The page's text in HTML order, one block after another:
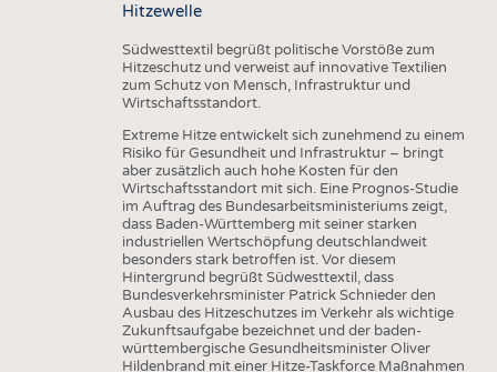
Hitzewelle
Südwesttextil begrüßt politische Vorstöße zum
Hitzeschutz und verweist auf innovative Textilien
zum Schutz von Mensch, Infrastruktur und
Wirtschaftsstandort.
Extreme Hitze entwickelt sich zunehmend zu einem
Risiko für Gesundheit und Infrastruktur – bringt
aber zusätzlich auch hohe Kosten für den
Wirtschaftsstandort mit sich. Eine Prognos-Studie
im Auftrag des Bundesarbeitsministeriums zeigt,
dass Baden-Württemberg mit seiner starken
industriellen Wertschöpfung deutschlandweit
besonders stark betroffen ist. Vor diesem
Hintergrund begrüßt Südwesttextil, dass
Bundesverkehrsminister Patrick Schnieder den
Ausbau des Hitzeschutzes im Verkehr als wichtige
Zukunftsaufgabe bezeichnet und der baden-
württembergische Gesundheitsminister Oliver
Hildenbrand mit einer Hitze-Taskforce Maßnahmen